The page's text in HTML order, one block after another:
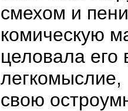
смехом и
комическую
целовала его
свою